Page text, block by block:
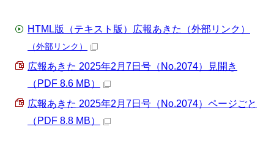
HTML版（テキスト版）広報あきた（外部リンク）
（外部リンク）
広報あきた 2025年2月7日号（No.2074）見開き
（PDF 8.6 MB）
広報あきた 2025年2月7日号（No.2074）ページごと
（PDF 8.8 MB）